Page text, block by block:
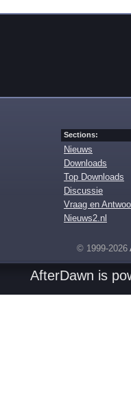
Sections:
Nieuws
Downloads
Top Downloads
Discussie
Vraag en
Nieuws2.nl
© 1999-2026
AfterDawn is